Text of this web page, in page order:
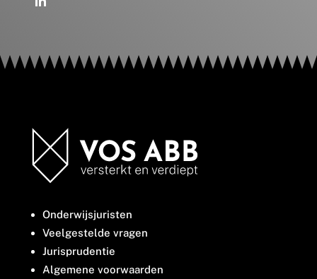
Onderwijsjuristen
Veelgestelde vragen
Jurisprudentie
Algemene voorwaarden